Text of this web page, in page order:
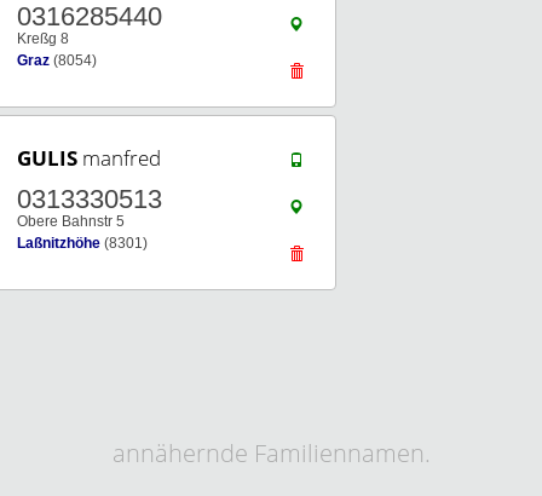
0316285440
Kreßg 8
Graz (8054)
GULIS manfred
0313330513
Obere Bahnstr 5
Laßnitzhöhe (8301)
annähernde Familiennamen.